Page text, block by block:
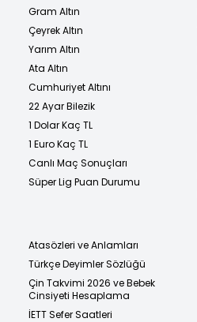
Gram Altın
Çeyrek Altın
Yarım Altın
Ata Altın
Cumhuriyet Altını
22 Ayar Bilezik
1 Dolar Kaç TL
1 Euro Kaç TL
Canlı Maç Sonuçları
Süper Lig Puan Durumu
Atasözleri ve Anlamları
Türkçe Deyimler Sözlüğü
Çin Takvimi 2026 ve Bebek
Cinsiyeti Hesaplama
İETT Sefer Saatleri